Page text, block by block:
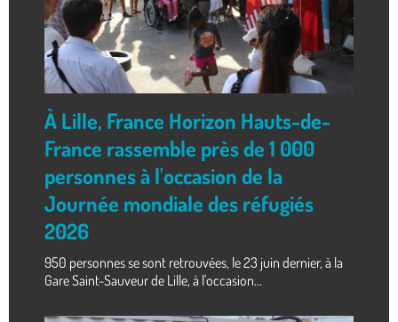
À Lille, France Horizon Hauts-de-
France rassemble près de 1 000
personnes à l'occasion de la
Journée mondiale des réfugiés
2026
950 personnes se sont retrouvées, le 23 juin dernier, à la
Gare Saint-Sauveur de Lille, à l'occasion...